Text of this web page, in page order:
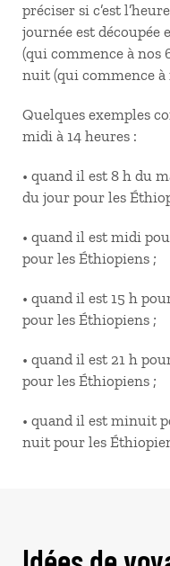
préciser si c’est
journée est découpée
(qui commence à nos
nuit (qui commence à
Quelques exemples
midi à 14 heures :
• quand il est 8 h du
du jour pour les
• quand il est midi
pour les Éthiopiens ;
• quand il est 15 h
pour les Éthiopiens ;
• quand il est 21 h
pour les Éthiopiens ;
• quand il est minuit
nuit pour les